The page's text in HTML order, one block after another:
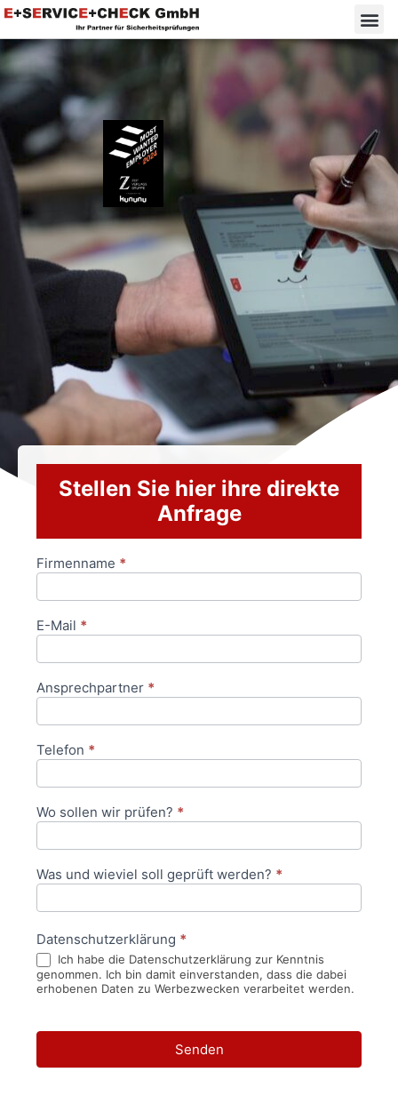
Stellen Sie hier ihre direkte
Anfrage
Anfrageformular
Firmenname *
E-Mail *
Ansprechpartner *
Telefon *
Wo sollen wir prüfen? *
Was und wieviel soll geprüft werden? *
Datenschutzerklärung *
Ich habe die Datenschutzerklärung zur Kenntnis
genommen. Ich bin damit einverstanden, dass die dabei
erhobenen Daten zu Werbezwecken verarbeitet werden.
Senden